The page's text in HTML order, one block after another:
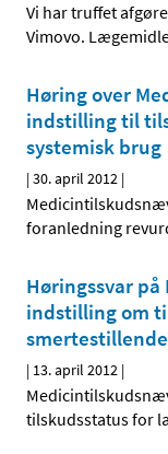
Vi har truffet
Vimovo.
Høring over
indstilling til
systemisk brug
|30. april 2012 |
foranledning
Høringssvar
indstilling om
| 13. april 2012 |
tilskudsstatus for